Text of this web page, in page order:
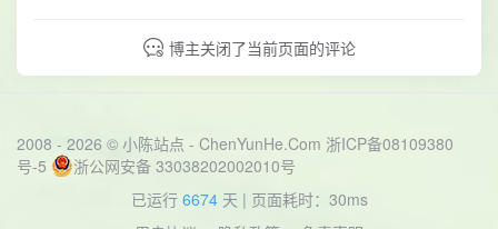
博主关闭了当前页面的评论
2008 - 2026 © 小陈站点 - ChenYunHe.Com 浙ICP备08109380
号-5
浙公网安备 33038202002010号
已运行 6674天 | 页面耗时：30ms